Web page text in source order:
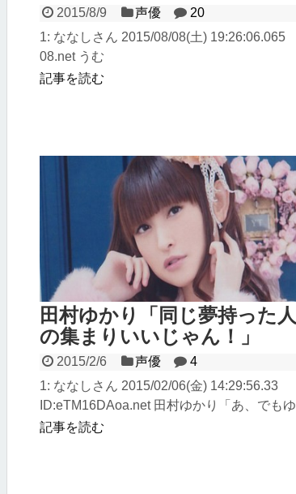
2015/8/9 声優
20
1: ななしさん 2015/08/08(土) 19:26:06.065
08.net うむ
記事を読む
田村ゆかり「同じ夢持った人
の集まりいいじゃん！」
2015/2/6 声優
4
1: ななしさん 2015/02/06(金) 14:29:56.33
ID:eTM16DAoa.net 田村ゆかり「あ、でもゆ
かり声優...
記事を読む